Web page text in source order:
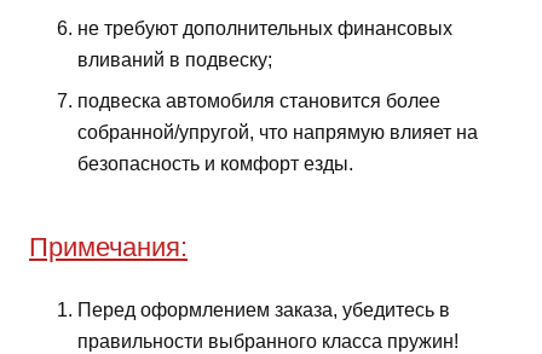
не требуют дополнительных финансовых
вливаний в подвеску;
подвеска автомобиля становится более
собранной/упругой, что напрямую влияет на
безопасность и комфорт езды.
Примечания:
Перед оформлением заказа, убедитесь в
правильности выбранного класса пружин!